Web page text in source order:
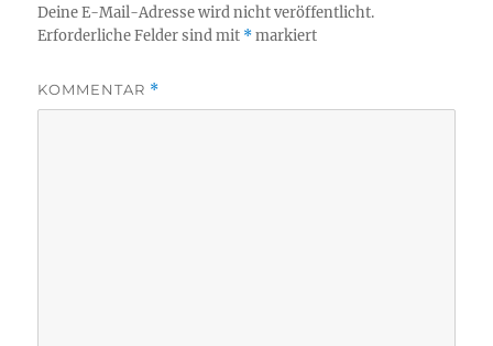
Deine E-Mail-Adresse wird nicht veröffentlicht.
Erforderliche Felder sind mit *markiert
KOMMENTAR *